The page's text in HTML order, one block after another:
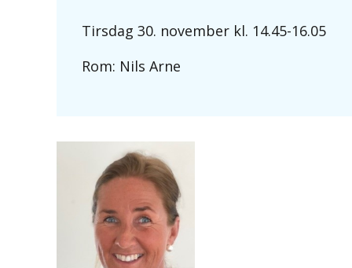
Tirsdag 30. november kl. 14.45-16.05
Rom: Nils Arne